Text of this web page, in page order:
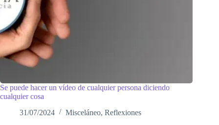
Se puede hacer un vídeo de cualquier persona diciendo
cualquier cosa
31/07/2024
Misceláneo, Reflexiones